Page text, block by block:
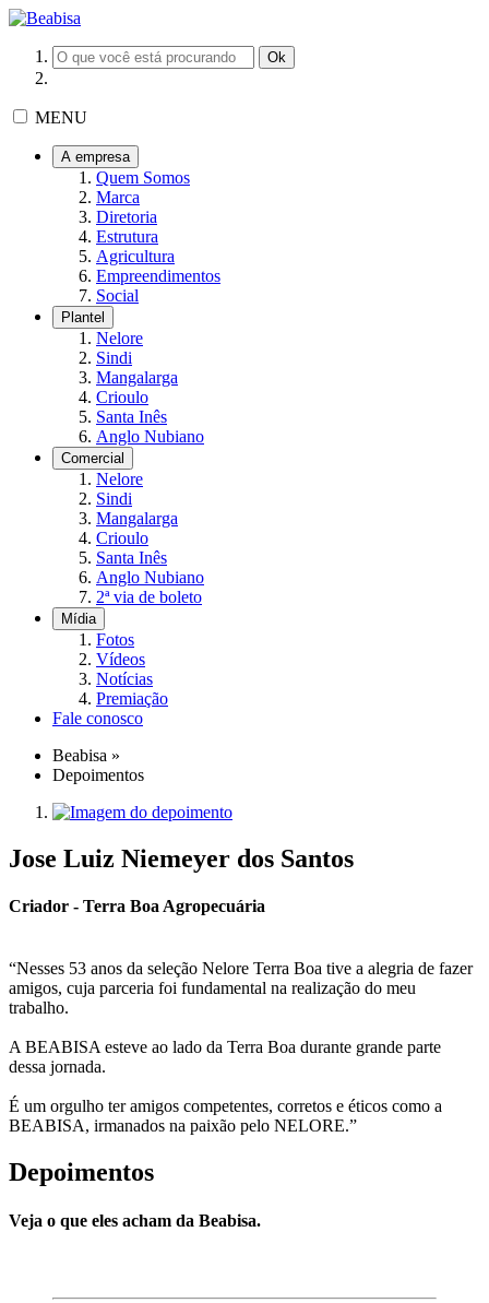
MENU
A empresa
Quem Somos
Marca
Diretoria
Estrutura
Agricultura
Empreendimentos
Social
Plantel
Nelore
Sindi
Mangalarga
Crioulo
Santa Inês
Anglo Nubiano
Comercial
Nelore
Sindi
Mangalarga
Crioulo
Santa Inês
Anglo Nubiano
2ª via de boleto
Mídia
Fotos
Vídeos
Notícias
Premiação
Fale conosco
Beabisa »
Depoimentos
Jose Luiz Niemeyer dos Santos
Criador - Terra Boa Agropecuária
“Nesses 53 anos da seleção Nelore Terra Boa tive a alegria de fazer
amigos, cuja parceria foi fundamental na realização do meu
trabalho.
A BEABISA esteve ao lado da Terra Boa durante grande parte
dessa jornada.
É um orgulho ter amigos competentes, corretos e éticos como a
BEABISA, irmanados na paixão pelo NELORE.”
Depoimentos
Veja o que eles acham da Beabisa.